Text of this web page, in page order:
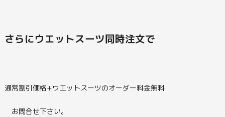
さらにウエットスーツ同時注文で
通常割引価格+ウエットスーツのオーダー料金無料
お問合せ下さい。